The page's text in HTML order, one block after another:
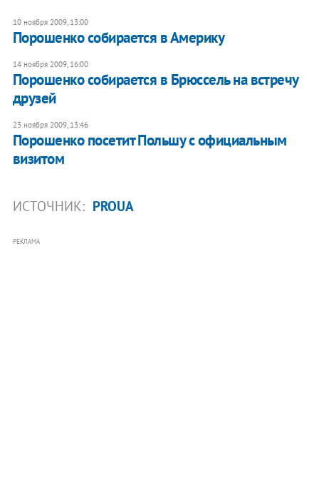
10 ноября 2009, 13:00
Порошенко собирается в Америку
14 ноября 2009, 16:00
Порошенко собирается в Брюссель на встречу
друзей
23 ноября 2009, 13:46
Порошенко посетит Польшу с официальным
визитом
ИСТОЧНИК: PROUA
РЕКЛАМА